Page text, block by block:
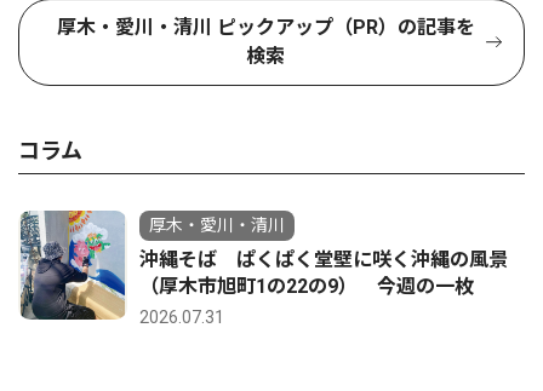
厚木・愛川・清川 ピックアップ（PR）の記事を
検索
コラム
厚木・愛川・清川
沖縄そば ぱくぱく堂壁に咲く沖縄の風景
（厚木市旭町1の22の9） 今週の一枚
2026.07.31